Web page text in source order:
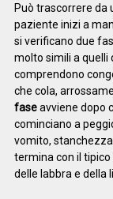
Può trascorrere da
paziente inizi a
si verificano due
molto simili a quelli
comprendono
che cola,
faseavviene dopo
cominciano a
vomito,
termina con il tipico
delle labbra e della